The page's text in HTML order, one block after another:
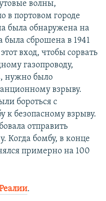
волны,
в портовом городе
была обнаружена на
была сброшена в 1941
вход, чтобы сорвать
газопроводу,
нужно было
взрыву.
бороться с
к безопасному взрыву.
отправить
Когда бомбу, в конце
примерно на 100
.